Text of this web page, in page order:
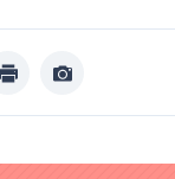
print
Afficher